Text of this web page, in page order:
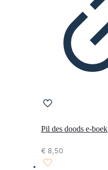
Pil des doods e-boek
€ 8,50